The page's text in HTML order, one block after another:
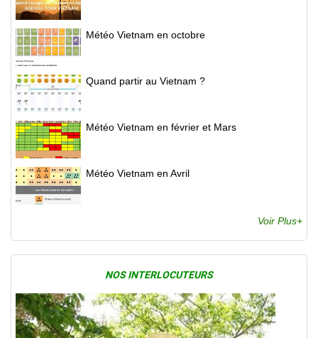
Météo Vietnam en octobre
Quand partir au Vietnam ?
Météo Vietnam en février et Mars
Météo Vietnam en Avril
Voir Plus+
NOS INTERLOCUTEURS